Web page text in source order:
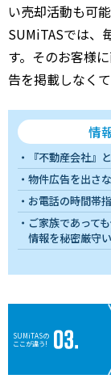
い売却活動も可
SUMiTASでは、
す。そのお客様
告を掲載しなく
情
『不動産会社』
物件広告を出さ
お電話の時間帯
ご家族であって
情報を秘密厳守い
SUMiTASの
ここが違う!